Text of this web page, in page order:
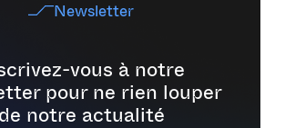
Newsletter
vous à notre
pour ne rien louper
de notre actualité